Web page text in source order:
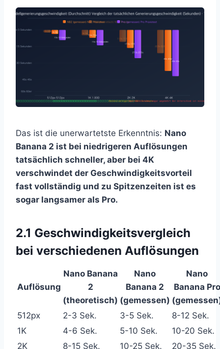
Das ist die unerwartetste Erkenntnis: Nano
Banana 2 ist bei niedrigeren Auflösungen
tatsächlich schneller, aber bei 4K
verschwindet der Geschwindigkeitsvorteil
fast vollständig und zu Spitzenzeiten ist es
sogar langsamer als Pro.
2.1 Geschwindigkeitsvergleich
bei verschiedenen Auflösungen
Auflösung
Nano Banana
2
(theoretisch)
Nano
Banana 2
(gemessen)
Nano
Banana Pro
512px
2-3 Sek. 3-5 Sek.
8-12 Sek.
1K
4-6 Sek. 5-10 Sek.
10-20 Sek.
2K
8-15 Sek. 10-25 Sek. 20-35 Sek.